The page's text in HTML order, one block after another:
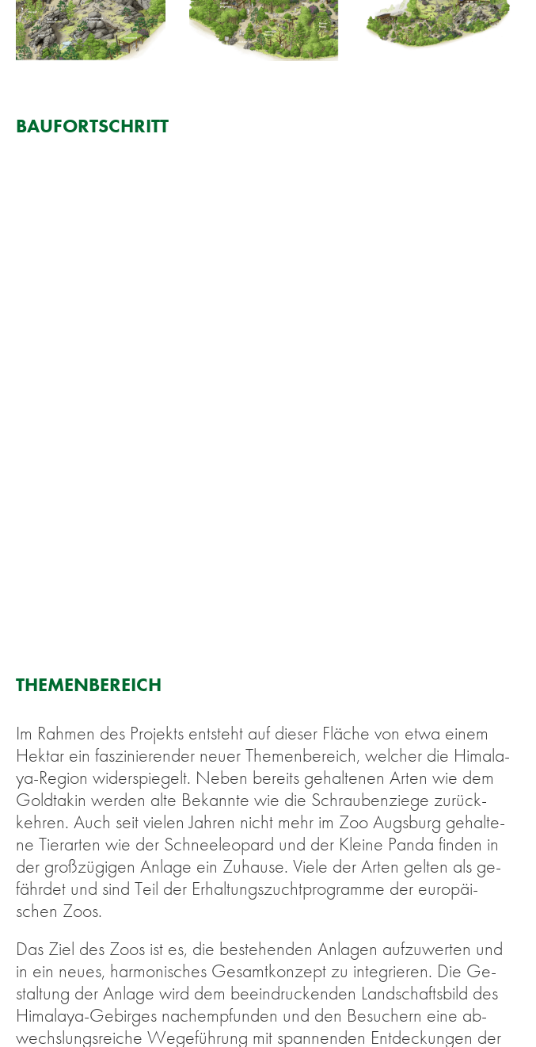
BAU­FORT­SCHRITT
THE­MEN­BE­REICH
Im Rah­men des Pro­jekts ent­steht auf die­ser Flä­che von etwa ei­nem
Hekt­ar ein fas­zi­nie­ren­der neu­er The­men­be­reich, wel­cher die Hi­ma­la­
ya-Re­gi­on wi­der­spie­gelt. Ne­ben be­reits ge­hal­te­nen Ar­ten wie dem
Gold­ta­kin wer­den alte Be­kann­te wie die Schrau­ben­zie­ge zu­rück­
keh­ren. Auch seit vie­len Jah­ren nicht mehr im Zoo Augs­burg ge­hal­te­
ne Tier­ar­ten wie der Schnee­leo­pard und der Klei­ne Pan­da fin­den in
der groß­zü­gi­gen An­la­ge ein Zu­hau­se. Vie­le der Ar­ten gel­ten als ge­
fähr­det und sind Teil der Er­hal­tungs­zucht­pro­gram­me der eu­ro­päi­
schen Zoos.
Das Ziel des Zoos ist es, die be­stehen­den An­la­gen auf­zu­wer­ten und
in ein neu­es, har­mo­ni­sches Ge­samt­kon­zept zu in­te­grie­ren. Die Ge­
stal­tung der An­la­ge wird dem be­ein­dru­cken­den Land­schafts­bild des
Hi­ma­la­ya-Ge­bir­ges nach­emp­fun­den und den Be­su­chern eine ab­
wechs­lungs­rei­che We­ge­füh­rung mit span­nen­den Ent­de­ckun­gen der